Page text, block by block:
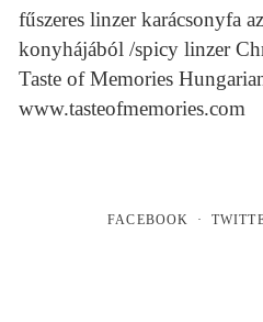
fűszeres linzer karácsonyfa
konyhájából /spicy linzer
Taste of Memories
www.tasteofmemories.com
FACEBOOK